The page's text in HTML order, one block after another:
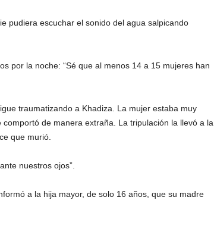
pudiera escuchar el sonido del agua salpicando
por la noche: “Sé que al menos 14 a 15 mujeres han
traumatizando a Khadiza. La mujer estaba muy
de manera extraña. La tripulación la llevó a la
que murió.
nuestros ojos”.
a la hija mayor, de solo 16 años, que su madre